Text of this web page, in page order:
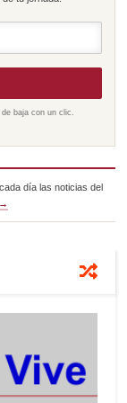
baja con un clic.
día las noticias del